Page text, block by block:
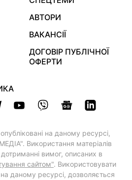
АВТОРИ
ВАКАНСІЇ
ДОГОВІР ПУБЛІЧНОЇ
ОФЕРТИ
на даному ресурсі,
Використання матеріалів
вимог, описаних в
сайтом". Використовувати
даному ресурсі, дозволяється